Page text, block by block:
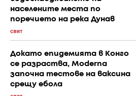
населените места по
поречието на река Дунав
СВЯТ
Докато епидемията в Конго
се разраства, Moderna
започна тестове на ваксина
срещу ебола